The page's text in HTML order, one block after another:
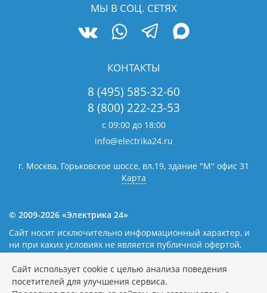
МЫ В СОЦ. СЕТЯХ
КОНТАКТЫ
8 (495) 585-32-60
8 (800) 222-23-53
с 09:00 до 18:00
info@electrika24.ru
г. Москва, Горьковское шоссе, вл.19, здание "М" офис 31
Карта
© 2009-2026 «Электрика 24»
Сайт носит исключительно информационный характер, и
ни при каких условиях не является публичной офертой,
определяемой положениями статьи 437(2) Гражданского
кодекса Российской Федерации. Наличие и цены уточняйте
у наших операторов.Политика обработки персональных
Сайт использует cookie с целью анализа поведения
посетителей для улучшения сервиса.